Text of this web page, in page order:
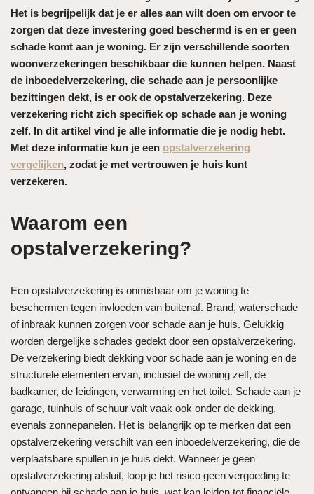
Het is begrijpelijk dat je er alles aan wilt doen om ervoor te
zorgen dat deze investering goed beschermd is en er geen
schade komt aan je woning. Er zijn verschillende soorten
woonverzekeringen beschikbaar die kunnen helpen. Naast
de inboedelverzekering, die schade aan je persoonlijke
bezittingen dekt, is er ook de opstalverzekering. Deze
verzekering richt zich specifiek op schade aan je woning
zelf. In dit artikel vind je alle informatie die je nodig hebt.
Met deze informatie kun je een opstalverzekering
vergelijken, zodat je met vertrouwen je huis kunt
verzekeren.
Waarom een
opstalverzekering?
Een opstalverzekering is onmisbaar om je woning te
beschermen tegen invloeden van buitenaf. Brand, waterschade
of inbraak kunnen zorgen voor schade aan je huis. Gelukkig
worden dergelijke schades gedekt door een opstalverzekering.
De verzekering biedt dekking voor schade aan je woning en de
structurele elementen ervan, inclusief de woning zelf, de
badkamer, de leidingen, verwarming en het toilet. Schade aan je
garage, tuinhuis of schuur valt vaak ook onder de dekking,
evenals zonnepanelen. Het is belangrijk op te merken dat een
opstalverzekering verschilt van een inboedelverzekering, die de
verplaatsbare spullen in je huis dekt. Wanneer je geen
opstalverzekering afsluit, loop je het risico geen vergoeding te